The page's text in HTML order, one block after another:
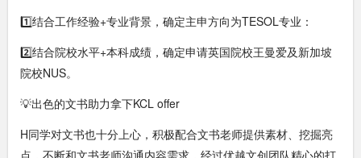
1️⃣结合工作经验+专业背景，确定主申方向为TESOL专业：
2️⃣结合院校水平+本科成绩，确定申请英国院校王曼爱及新加坡
院校NUS。
💡出色的文书助力拿下KCL offer
H同学对文书也十分上心，积极配合文书老师提供素材、挖掘亮
点，不断和文书老师沟通内容需求，经过优越文创团队精心的打